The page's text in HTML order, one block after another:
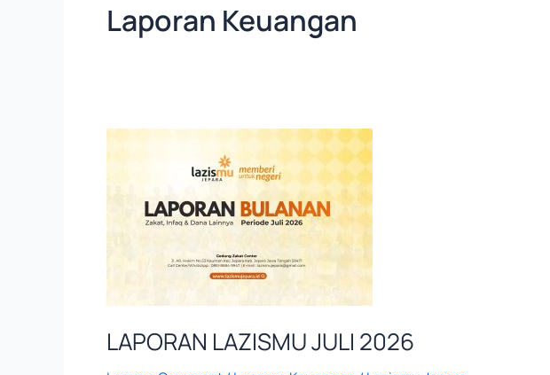
Laporan Keuangan
LAPORAN LAZISMU JULI 2026
LAPORAN
LAZISMU